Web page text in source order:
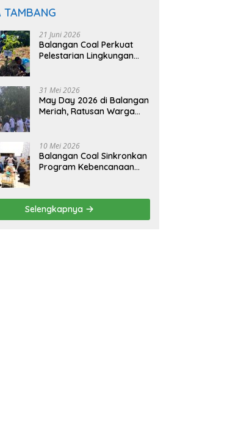
TAMBANG
21 Juni 2026
Balangan Coal Perkuat
Pelestarian Lingkungan
31 Mei 2026
May Day 2026 di Balangan
Meriah, Ratusan Warga
10 Mei 2026
Balangan Coal Sinkronkan
Program Kebencanaan
Selengkapnya